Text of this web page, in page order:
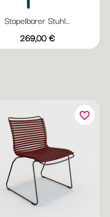
Stapelbarer Stuhl...
Preis
269,00 €
Vorschau
AbyssblauAcapulcoblau
Anthrazit
Chili Gewittergrau
favorite_border